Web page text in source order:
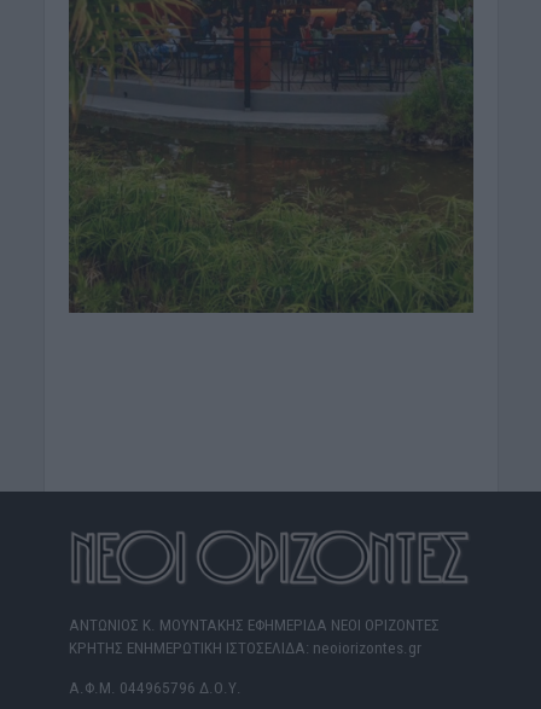
ΑΝΤΩΝΙΟΣ Κ. ΜΟΥΝΤΑΚΗΣ ΕΦΗΜΕΡΙΔΑ ΝΕΟΙ ΟΡΙΖΟΝΤΕΣ
ΚΡΗΤΗΣ ΕΝΗΜΕΡΩΤΙΚΗ ΙΣΤΟΣΕΛΙΔΑ: neoiorizontes.gr
Α.Φ.Μ. 044965796 Δ.Ο.Υ.